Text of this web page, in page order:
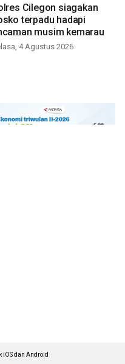
Cilegon siagakan
terpadu hadapi
musim kemarau
4 Agustus 2026
iOS dan Android